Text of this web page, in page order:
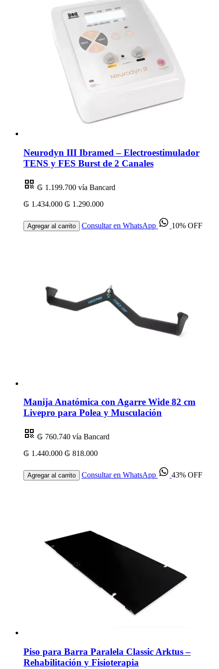
Neurodyn III Ibramed – Electroestimulador
TENS y FES Burst de 2 Canales
₲ 1.199.700 vía Bancard
₲ 1.434.000 ₲ 1.290.000
Agregar al carrito Consultar en WhatsApp 10% OFF
Manija Anatómica con Agarre Wide 82 cm
Livepro para Polea y Musculación
₲ 760.740 vía Bancard
₲ 1.440.000 ₲ 818.000
Agregar al carrito Consultar en WhatsApp 43% OFF
Piso para Barra Paralela Classic Arktus –
Rehabilitación y Fisioterapia